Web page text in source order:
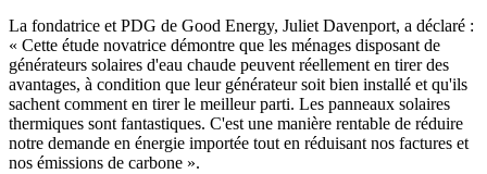
La fondatrice et PDG de Good Energy, Juliet Davenport, a déclaré :
« Cette étude novatrice démontre que les ménages disposant de
générateurs solaires d'eau chaude peuvent réellement en tirer des
avantages, à condition que leur générateur soit bien installé et qu'ils
sachent comment en tirer le meilleur parti. Les panneaux solaires
thermiques sont fantastiques. C'est une manière rentable de réduire
notre demande en énergie importée tout en réduisant nos factures et
nos émissions de carbone ».